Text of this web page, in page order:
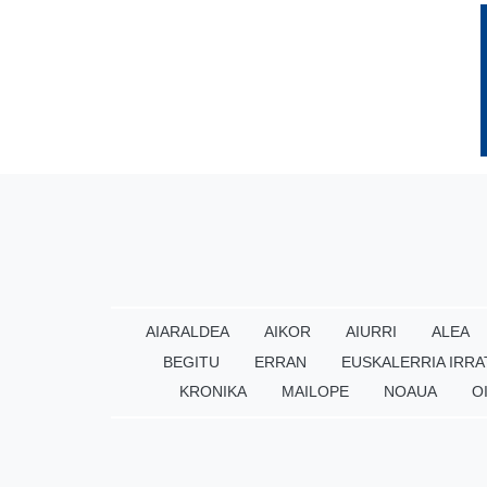
AIARALDEA AIKOR AIURRI ALEA
BEGITU
ERRAN EUSKALERRIA
KRONIKA
MAILOPE NOAUA